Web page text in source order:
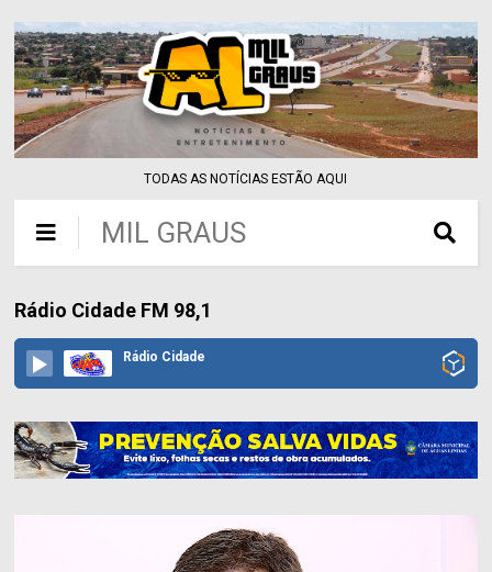
TODAS AS NOTÍCIAS ESTÃO AQUI
MIL GRAUS
Rádio Cidade FM 98,1
Rádio Cidade